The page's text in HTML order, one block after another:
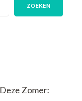
ZOEKEN
Zomer: